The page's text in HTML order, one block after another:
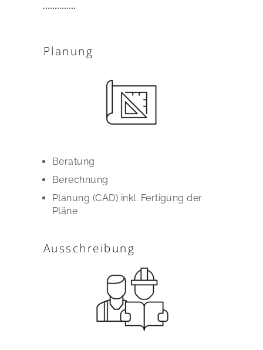
Planung
Beratung
Berechnung
Planung (CAD) inkl. Fertigung der
Pläne
Ausschreibung